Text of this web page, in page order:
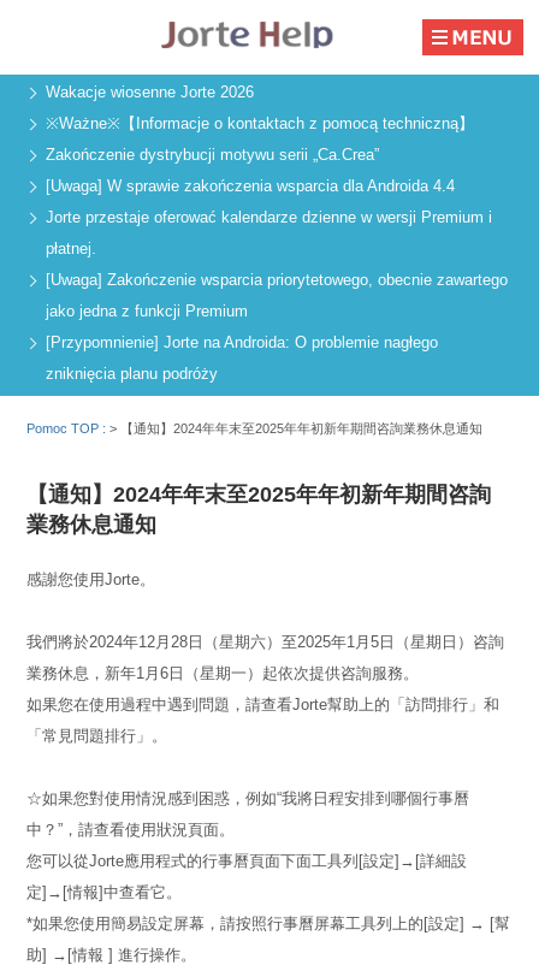
Wakacje wiosenne Jorte 2026
※Ważne※【Informacje o kontaktach z pomocą techniczną】
Zakończenie dystrybucji motywu serii „Ca.Crea”
[Uwaga] W sprawie zakończenia wsparcia dla Androida 4.4
Jorte przestaje oferować kalendarze dzienne w wersji Premium i
płatnej.
[Uwaga] Zakończenie wsparcia priorytetowego, obecnie zawartego
jako jedna z funkcji Premium
[Przypomnienie] Jorte na Androida: O problemie nagłego
zniknięcia planu podróży
Pomoc TOP :> 【通知】2024年年末至2025年年初新年期間咨詢業務休息通知
【通知】2024年年末至2025年年初新年期間咨詢
業務休息通知
感謝您使用Jorte。
我們將於2024年12月28日（星期六）至2025年1月5日（星期日）咨詢
業務休息，新年1月6日（星期一）起依次提供咨詢服務。
如果您在使用過程中遇到問題，請查看Jorte幫助上的「訪問排行」和
「常見問題排行」。
☆如果您對使用情況感到困惑，例如“我將日程安排到哪個行事曆
中？”，請查看使用狀況頁面。
您可以從Jorte應用程式的行事曆頁面下面工具列[設定]→[詳細設
定]→[情報]中查看它。
*如果您使用簡易設定屏幕，請按照行事曆屏幕工具列上的[設定] → [幫
助] →[情報 ] 進行操作。